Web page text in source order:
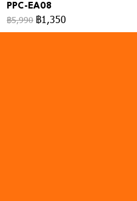
PPC-EA08
฿5,990 ฿1,350